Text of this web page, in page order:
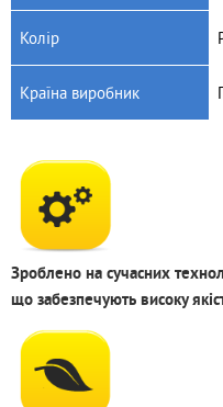
Колір
Країна виробник
Зроблено на сучасних
що забезпечують високу